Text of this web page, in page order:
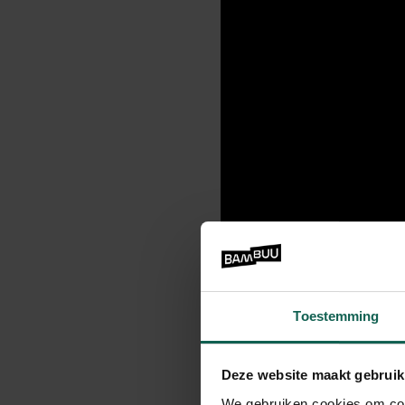
Toestemming
Deze website maakt